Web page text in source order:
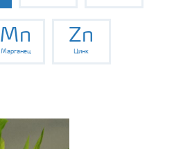
Mn
Марганец
Zn
Цинк